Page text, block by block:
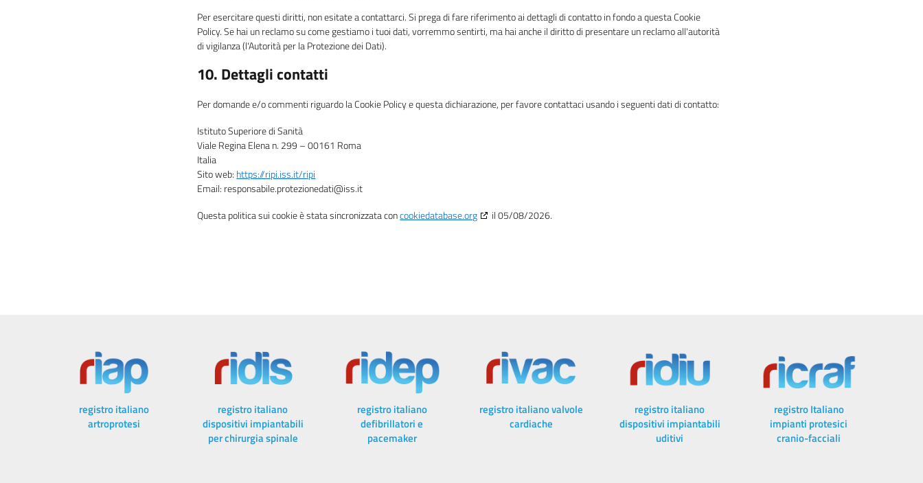
Per esercitare questi diritti, non esitate a contattarci. Si prega di fare riferimento ai dettagli di contatto in fondo a questa Cookie
Policy. Se hai un reclamo su come gestiamo i tuoi dati, vorremmo sentirti, ma hai anche il diritto di presentare un reclamo all'autorità
di vigilanza (l'Autorità per la Protezione dei Dati).
10. Dettagli contatti
Per domande e/o commenti riguardo la Cookie Policy e questa dichiarazione, per favore contattaci usando i seguenti dati di contatto:
Istituto Superiore di Sanità
Viale Regina Elena n. 299 – 00161 Roma
Italia
Sito web: https://ripi.iss.it/ripi
Email: responsabile.protezionedati@iss.it
Questa politica sui cookie è stata sincronizzata concookiedatabase.org il 05/08/2026.
registro italiano
artroprotesi
registro italiano
dispositivi impiantabili
per chirurgia spinale
registro italiano
defibrillatori e
pacemaker
registro italiano valvole
cardiache
registro italiano
dispositivi impiantabili
uditivi
registro Italiano
impianti protesici
cranio-facciali